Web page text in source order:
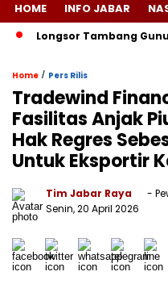
HOME INFO JABAR
Tambang Gunung
Home / Pers Rilis
Tradewind
Fasilitas Anjak
Hak Regres
Untuk Eksportir
Tim Jabar Raya
-
Senin, 20 April 2026